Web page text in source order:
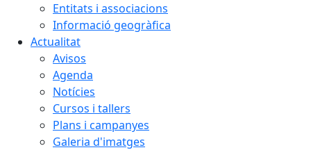
Entitats i associacions
Informació geogràfica
Actualitat
Avisos
Agenda
Notícies
Cursos i tallers
Plans i campanyes
Galeria d'imatges